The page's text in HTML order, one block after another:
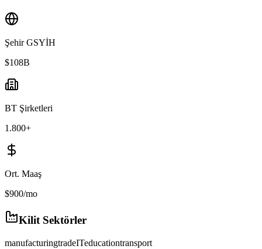
Şehir GSYİH
$108B
BT Şirketleri
1.800+
Ort. Maaş
$900/mo
Kilit Sektörler
manufacturingtradeITeducationtransport